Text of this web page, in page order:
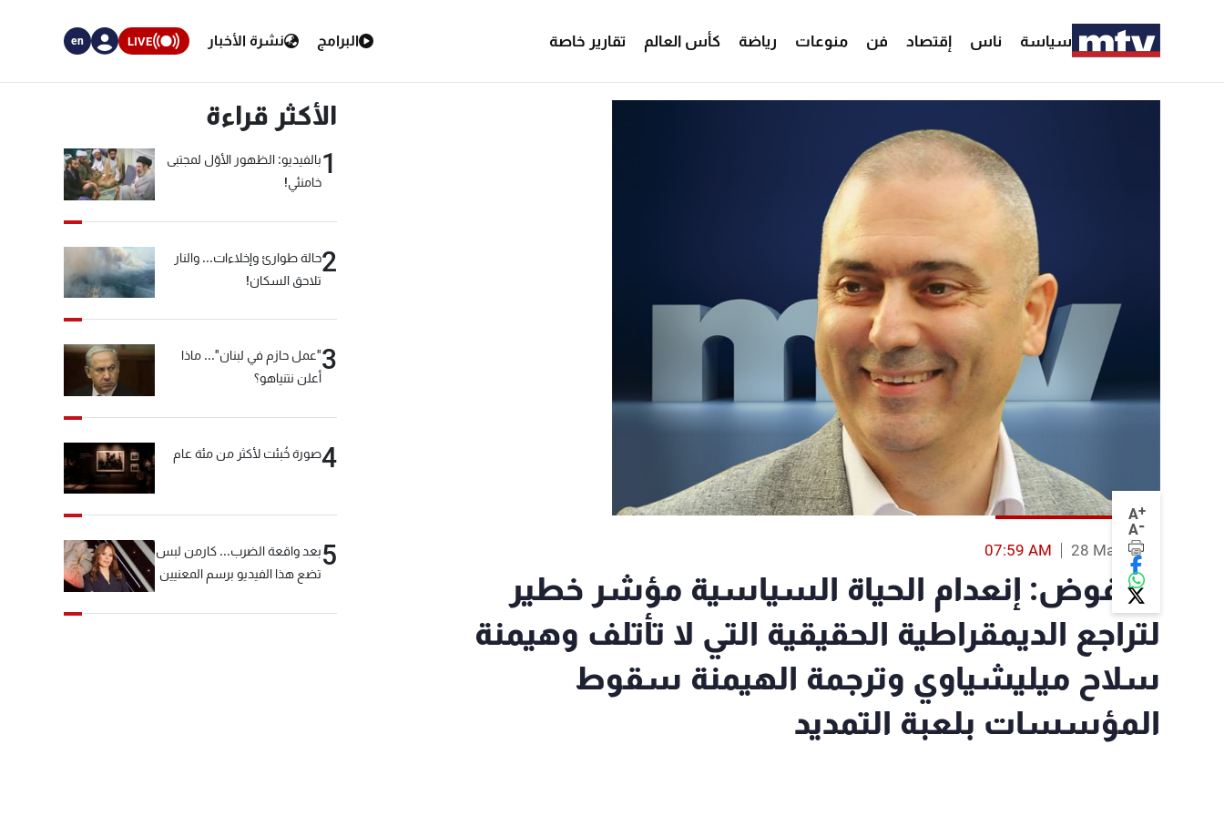
سياسة ناس إقتصاد فن منوعات رياضة كأس العالم تقارير خاصة البرامج نشرة الأخبار LIVE
en
A+
A-
28 Mar 2016
07:59 AM
محفوض: إنعدام الحياة السياسية مؤشر خطير
لتراجع الديمقراطية الحقيقية التي لا تأتلف وهيمنة
سلاح ميليشياوي وترجمة الهيمنة سقوط
المؤسسات بلعبة التمديد
الأكثر قراءة
1بالفيديو: الظهور الأوّل لمجتبى
خامنئي!
2حالة طوارئ وإخلاءات... والنار
تلاحق السكان!
3"عمل حازم في لبنان"... ماذا
أعلن نتنياهو؟
4صورة خُبئت لأكثر من مئة عام
5بعد واقعة الضرب... كارمن لبس
تضع هذا الفيديو برسم المعنيين